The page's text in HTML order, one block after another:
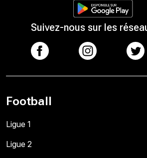
Suivez-nous sur les
Football
Ligue 1
Ligue 2